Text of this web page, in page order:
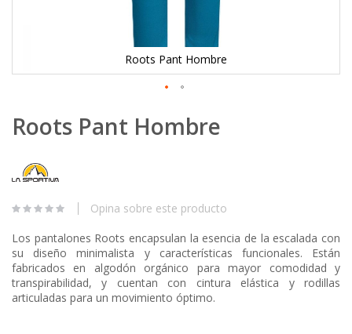
Roots Pant Hombre
to
the
the
gallery
Roots Pant Hombre
Opina sobre este producto
Los pantalones Roots encapsulan la esencia de la escalada con
su diseño minimalista y características funcionales. Están
fabricados en algodón orgánico para mayor comodidad y
transpirabilidad, y cuentan con cintura elástica y rodillas
articuladas para un movimiento óptimo.